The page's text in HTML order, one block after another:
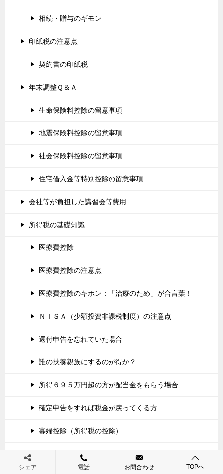
相続・贈与のギモン
印紙税の注意点
契約書の印紙税
年末調整Ｑ＆Ａ
生命保険料控除の留意事項
地震保険料控除の留意事項
社会保険料控除の留意事項
住宅借入金等特別控除の留意事項
会社等が負担した講習会等費用
所得税の基礎知識
医療費控除
医療費控除の注意点
医療費控除のキホン：「治療のため」が合言葉！
ＮＩＳＡ（少額投資非課税制度）の注意点
還付申告を忘れていた場合
誰の扶養親族にするのが得か？
所得６９５万円超の方が配当金をもらう場合
確定申告をすれば税金が戻ってくる方
寡婦控除（所得税の控除）
奥様（妻） 配偶者が上場株式に投資している場合の注
シェア 電話 お問合わせ TOPへ